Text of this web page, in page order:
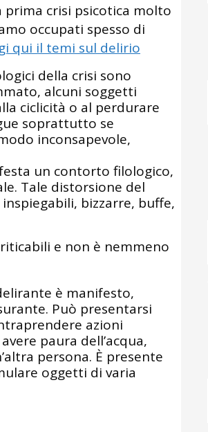
prima crisi psicotica molto
occupati spesso di
qui il temi sul delirio
della crisi sono
alcuni soggetti
ciclicità o al perdurare
soprattutto se
inconsapevole,
un contorto filologico,
Tale distorsione del
bizzarre, buffe,
e non è nemmeno
è manifesto,
Può presentarsi
azioni
paura dell’acqua,
persona. È presente
oggetti di varia